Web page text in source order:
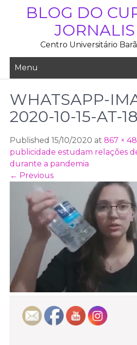
BLOG DO
Centro Universitário
Menu
WHATSAPP-
2020-10-15-AT-
Published 15/10/2020 at 867 ×
publicidade estudam relações
durante a pandemia
← Previous